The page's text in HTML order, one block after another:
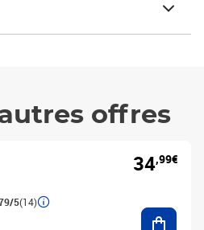
offres
5(14)
34,99€